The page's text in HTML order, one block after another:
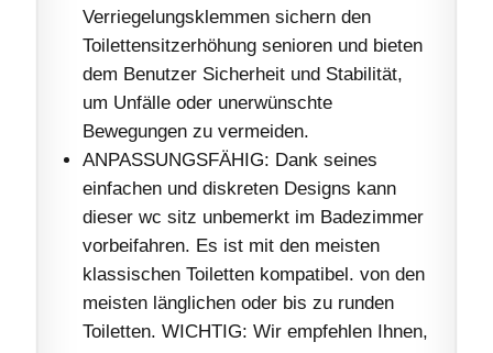
Verriegelungsklemmen sichern den
Toilettensitzerhöhung senioren und bieten
dem Benutzer Sicherheit und Stabilität,
um Unfälle oder unerwünschte
Bewegungen zu vermeiden.
ANPASSUNGSFÄHIG: Dank seines
einfachen und diskreten Designs kann
dieser wc sitz unbemerkt im Badezimmer
vorbeifahren. Es ist mit den meisten
klassischen Toiletten kompatibel. von den
meisten länglichen oder bis zu runden
Toiletten. WICHTIG: Wir empfehlen Ihnen,